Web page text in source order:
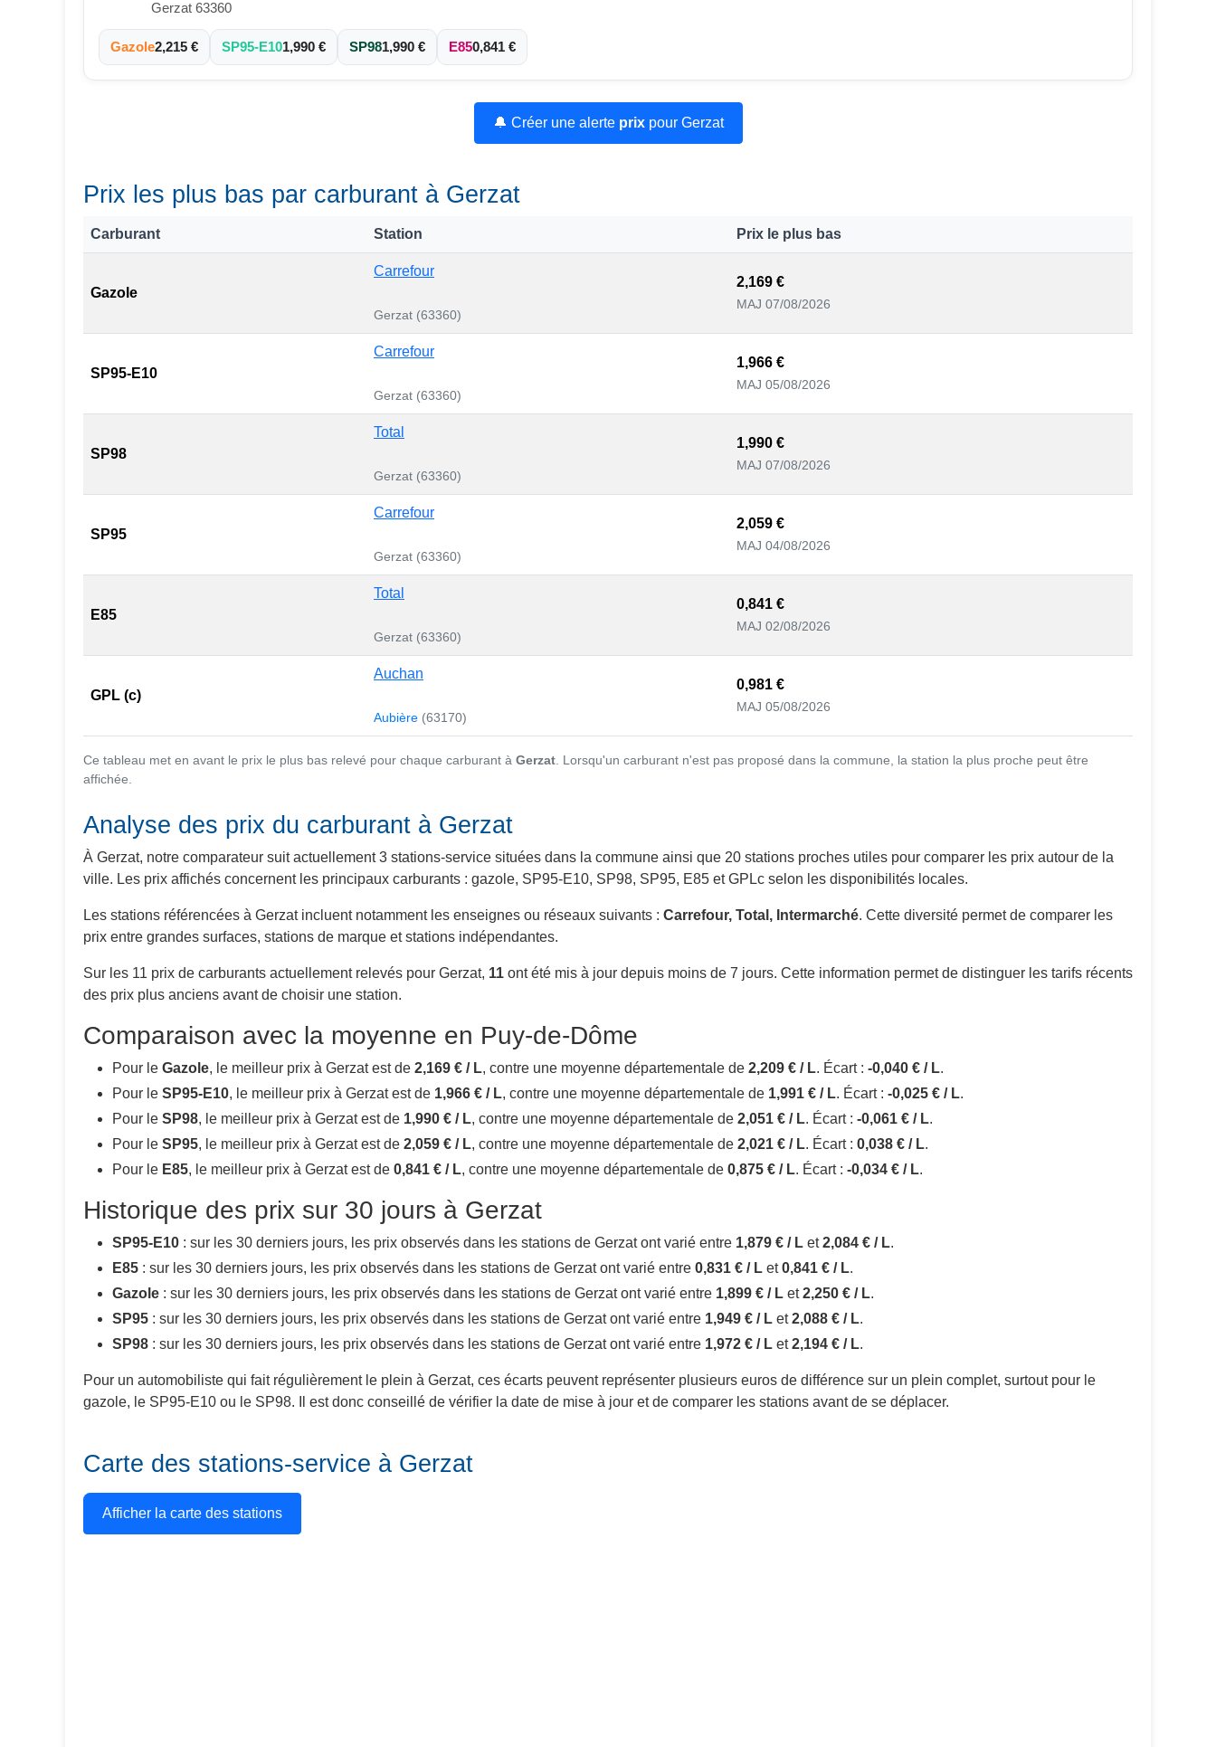
Gerzat 63360
Gazole2,215 € SP95-E101,990 € SP981,990 € E850,841 €
🔔 Créer une alerte prixpour Gerzat
Prix les plus bas par carburant à Gerzat
Carburant Station Prix le plus bas
Gazole
Carrefour
Gerzat (63360)
2,169 €
MAJ 07/08/2026
SP95-E10
Carrefour
Gerzat (63360)
1,966 €
MAJ 05/08/2026
SP98
Total
Gerzat (63360)
1,990 €
MAJ 07/08/2026
SP95
Carrefour
Gerzat (63360)
2,059 €
MAJ 04/08/2026
E85
Total
Gerzat (63360)
0,841 €
MAJ 02/08/2026
GPL (c)
Auchan
Aubière (63170)
0,981 €
MAJ 05/08/2026
Ce tableau met en avant le prix le plus bas relevé pour chaque carburant à Gerzat . Lorsqu'un carburant n'est pas proposé dans la commune, la station la plus proche peut être
affichée.
Analyse des prix du carburant à Gerzat
À Gerzat, notre comparateur suit actuellement 3 stations-service situées dans la commune ainsi que 20 stations proches utiles pour comparer les prix autour de la
ville. Les prix affichés concernent les principaux carburants : gazole, SP95-E10, SP98, SP95, E85 et GPLc selon les disponibilités locales.
Les stations référencées à Gerzat incluent notamment les enseignes ou réseaux suivants : Carrefour, Total, Intermarché. Cette diversité permet de comparer les
prix entre grandes surfaces, stations de marque et stations indépendantes.
Sur les 11 prix de carburants actuellement relevés pour Gerzat, 11 ont été mis à jour depuis moins de 7 jours. Cette information permet de distinguer les tarifs récents
des prix plus anciens avant de choisir une station.
Comparaison avec la moyenne en Puy-de-Dôme
Pour le Gazole, le meilleur prix à Gerzat est de 2,169 € / L, contre une moyenne départementale de 2,209 € / L. Écart : -0,040 € / L.
Pour le SP95-E10, le meilleur prix à Gerzat est de 1,966 € / L, contre une moyenne départementale de 1,991 € / L. Écart : -0,025 € / L.
Pour le SP98, le meilleur prix à Gerzat est de 1,990 € / L, contre une moyenne départementale de 2,051 € / L. Écart : -0,061 € / L.
Pour le SP95, le meilleur prix à Gerzat est de 2,059 € / L, contre une moyenne départementale de 2,021 € / L. Écart : 0,038 € / L.
Pour le E85, le meilleur prix à Gerzat est de 0,841 € / L, contre une moyenne départementale de 0,875 € / L. Écart : -0,034 € / L.
Historique des prix sur 30 jours à Gerzat
SP95-E10 : sur les 30 derniers jours, les prix observés dans les stations de Gerzat ont varié entre 1,879 € / L et2,084 € / L.
E85 : sur les 30 derniers jours, les prix observés dans les stations de Gerzat ont varié entre 0,831 € / L et0,841 € / L.
Gazole : sur les 30 derniers jours, les prix observés dans les stations de Gerzat ont varié entre 1,899 € / L et2,250 € / L.
SP95 : sur les 30 derniers jours, les prix observés dans les stations de Gerzat ont varié entre 1,949 € / L et2,088 € / L.
SP98 : sur les 30 derniers jours, les prix observés dans les stations de Gerzat ont varié entre 1,972 € / L et2,194 € / L.
Pour un automobiliste qui fait régulièrement le plein à Gerzat, ces écarts peuvent représenter plusieurs euros de différence sur un plein complet, surtout pour le
gazole, le SP95-E10 ou le SP98. Il est donc conseillé de vérifier la date de mise à jour et de comparer les stations avant de se déplacer.
Carte des stations-service à Gerzat
Afficher la carte des stations